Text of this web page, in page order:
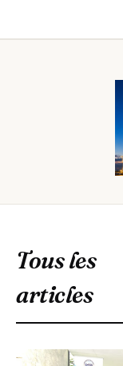
Tous les
articles